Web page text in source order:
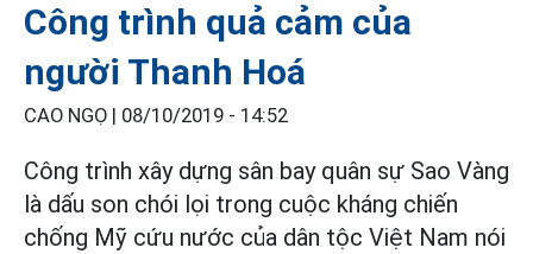
Công trình quả cảm của
người Thanh Hoá
CAO NGỌ | 08/10/2019 - 14:52
Công trình xây dựng sân bay quân sự Sao Vàng
là dấu son chói lọi trong cuộc kháng chiến
chống Mỹ cứu nước của dân tộc Việt Nam nói